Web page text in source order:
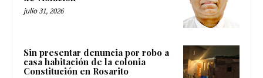
julio 31, 2026
Sin presentar denuncia por robo a
casa habitación de la colonia
Constitución en Rosarito